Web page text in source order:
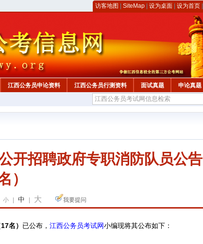
访客地图 SiteMap 设为桌面 设为首页
江西公务员申论资料 江西公务员行测资料 面试真题 申论真题
开招聘政府专职消防队员公告
）
小 中 大 我要提问
名） 已公布， 江西公务员考试网小编现将其公布如下：